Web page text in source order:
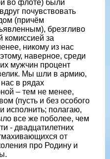
во флоте) были
почувствовать
(причём
брезгливо
за
никому из нас
наверное, среди
мужчин процент
Мы шли в армию,
в рядах
– тем не менее,
(пусть и без особого
исполнить; полагаю,
все же поболее, чем
- двадцатилетних
от
про Родину и